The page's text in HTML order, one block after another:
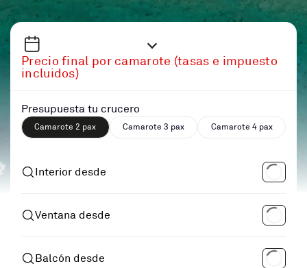
Precio final por camarote (tasas e impuesto
incluidos)
Presupuesta tu crucero
Camarote 2 pax Camarote 3 pax Camarote 4 pax
Interior desde
Ventana desde
Balcón desde